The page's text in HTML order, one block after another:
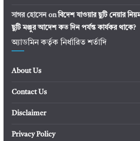
সাগর হোসেনonবিদেশ যাওয়ার ছুটি নেয়ার
ছুটি মঞ্জুর আদেশ কত দিন পর্যন্ত কার্যকর থাকে?
অ্যাডমিন কর্তৃক নির্ধারিত শর্তাদি
About Us
Contact Us
Disclaimer
Privacy Policy